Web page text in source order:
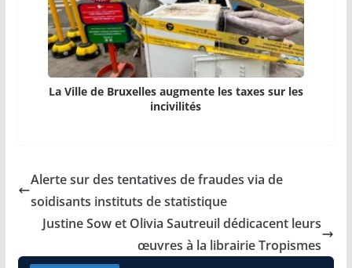
La Ville de Bruxelles augmente les taxes sur les
incivilités
Alerte sur des tentatives de fraudes via de
soidisants instituts de statistique
Justine Sow et Olivia Sautreuil dédicacent leurs
œuvres à la librairie Tropismes